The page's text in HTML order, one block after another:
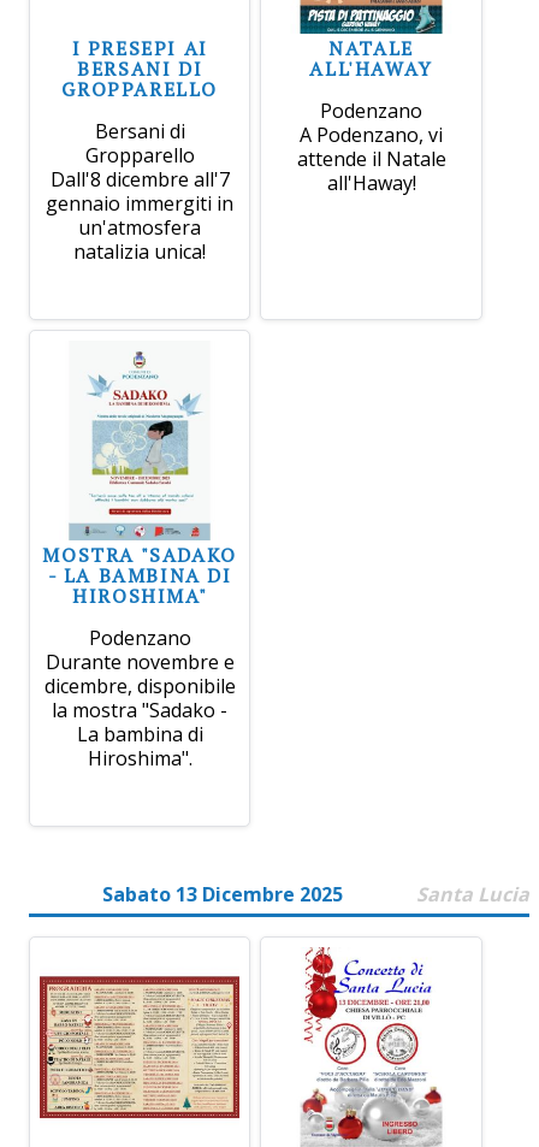
I PRESEPI AI
BERSANI DI
GROPPARELLO
Bersani di
Gropparello
Dall'8 dicembre all'7
gennaio immergiti in
un'atmosfera
natalizia unica!
NATALE
ALL'HAWAY
Podenzano
A Podenzano, vi
attende il Natale
all'Haway!
MOSTRA "SADAKO
- LA BAMBINA DI
HIROSHIMA"
Podenzano
Durante novembre e
dicembre, disponibile
la mostra "Sadako -
La bambina di
Hiroshima".
Sabato 13 Dicembre 2025 Santa Lucia